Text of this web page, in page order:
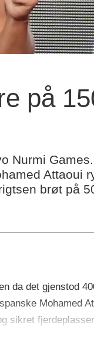
på
Nurmi
Attaoui
brøt på
da det gjenstod
Mohamed
sikret